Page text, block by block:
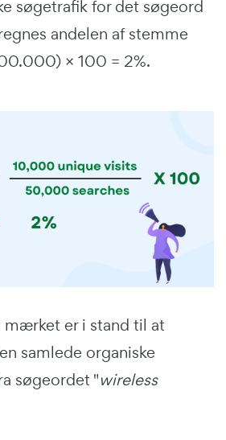
søgetrafik for det søgeord
andelen af stemme
× 100 = 2%.
er i stand til at
samlede organiske
søgeordet "wireless